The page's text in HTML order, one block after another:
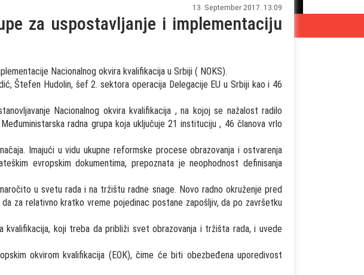
13. September 2017. 13:09
za uspostavljanje i implementaciju
Nacionalnog okvira kvalifikacija u Srbiji ( NOKS).
Štefen Hudolin, šef 2. sektora operacija Delegacije EU u Srbiji kao i 46
Nacionalnog okvira kvalifikacija , na kojoj se nažalost radilo
radna grupa koja uključuje 21 instituciju , 46 članova vrlo
Imajući u vidu ukupne reformske procese obrazovanja i ostvarenja
evropskim dokumentima, prepoznata je neophodnost definisanja
u svetu rada i na tržištu radne snage. Novo radno okruženje pred
za relativno kratko vreme pojedinac postane zapošljiv, da po završetku
kvalifikacija, koji treba da približi svet obrazovanja i tržišta rada, i uvede
okvirom kvalifikacija (EOK), čime će biti obezbeđena uporedivost